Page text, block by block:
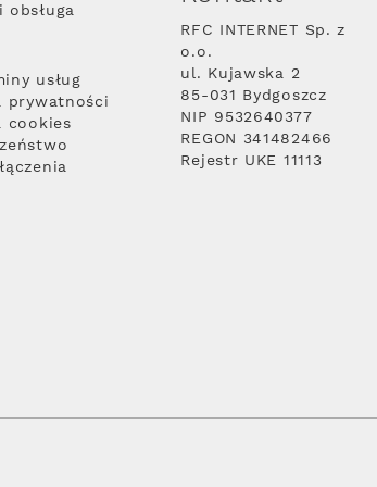
obsługa
usług
prywatności
cookies
RFC INTERNET Sp. z
o.o.
ul. Kujawska 2
85-031 Bydgoszcz
NIP 9532640377
REGON 341482466
Rejestr UKE 11113